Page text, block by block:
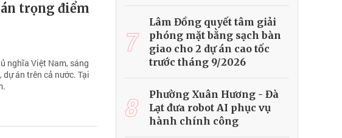
trọng điểm
nghĩa Việt Nam, sáng
án trên cả nước. Tại
7
Lâm Đồng quyết tâm giải
phóng mặt bằng sạch bàn
giao cho 2 dự án cao tốc
trước tháng 9/2026
8
Phường Xuân Hương - Đà
Lạt đưa robot AI phục vụ
hành chính công